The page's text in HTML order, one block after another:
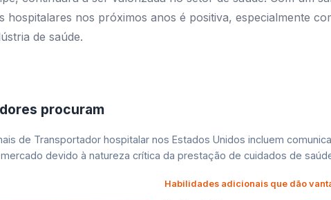
nos próximos anos é positiva, especialmente
de saúde.
procuram
de Transportador hospitalar nos Estados Unidos incluem
devido à natureza crítica da prestação de cuidados de
Habilidades adicionais que dão